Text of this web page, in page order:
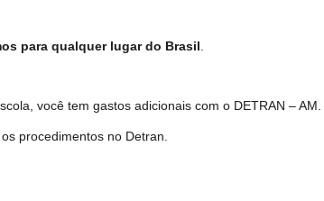
para qualquer lugar do Brasil
você tem gastos adicionais com o DETRAN – AM.
procedimentos no Detran.